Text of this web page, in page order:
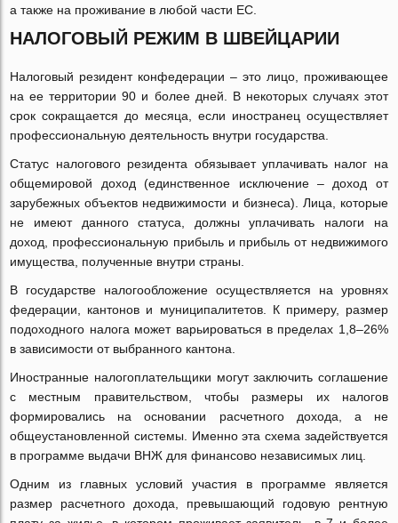
а также на проживание в любой части ЕС.
НАЛОГОВЫЙ РЕЖИМ В ШВЕЙЦАРИИ
Налоговый резидент конфедерации – это лицо, проживающее
на ее территории 90 и более дней. В некоторых случаях этот
срок сокращается до месяца, если иностранец осуществляет
профессиональную деятельность внутри государства.
Статус налогового резидента обязывает уплачивать налог на
общемировой доход (единственное исключение – доход от
зарубежных объектов недвижимости и бизнеса). Лица, которые
не имеют данного статуса, должны уплачивать налоги на
доход, профессиональную прибыль и прибыль от недвижимого
имущества, полученные внутри страны.
В государстве налогообложение осуществляется на уровнях
федерации, кантонов и муниципалитетов. К примеру, размер
подоходного налога может варьироваться в пределах 1,8–26%
в зависимости от выбранного кантона.
Иностранные налогоплательщики могут заключить соглашение
с местным правительством, чтобы размеры их налогов
формировались на основании расчетного дохода, а не
общеустановленной системы. Именно эта схема задействуется
в программе выдачи ВНЖ для финансово независимых лиц.
Одним из главных условий участия в программе является
размер расчетного дохода, превышающий годовую рентную